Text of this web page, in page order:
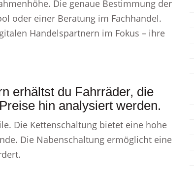
Die genaue Bestimmung der
oder einer Beratung im Fachhandel.
Handelspartnern im Fokus – ihre
erhältst du Fahrräder, die
hin analysiert werden.
Die Kettenschaltung bietet eine hohe
Die Nabenschaltung ermöglicht eine